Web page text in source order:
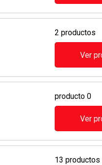
2 productos
Ver
producto 0
Ver
13 productos